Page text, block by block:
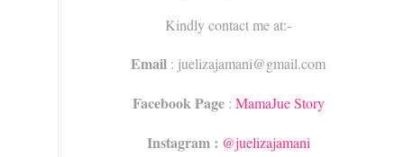
Kindly contact me at:-
Email : juelizajamani@gmail.com
Facebook Page: MamaJue Story
Instagram : @juelizajamani